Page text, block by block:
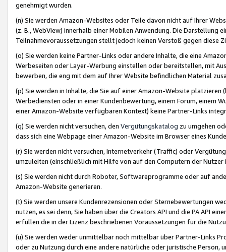
genehmigt wurden.
(n) Sie werden Amazon-Websites oder Teile davon nicht auf Ihrer
(z. B., WebView) innerhalb einer Mobilen Anwendung. Die Darstellung
Teilnahmevoraussetzungen stellt jedoch keinen Verstoß gegen diese
(o) Sie werden keine Partner-Links oder andere Inhalte, die eine
Werbeseiten oder Layer-Werbung einstellen oder bereitstellen, mit
bewerben, die eng mit dem auf Ihrer Website befindlichen Material
(p) Sie werden in Inhalte, die Sie auf einer Amazon-Website
Werbediensten oder in einer Kundenbewertung, einem Forum, einem
einer Amazon-Website verfügbaren Kontext) keine Partner-Links
(q) Sie werden nicht versuchen, den Vergütungskatalog zu umgehen
dass sich eine Webpage einer Amazon-Website im Browser eines
(r) Sie werden nicht versuchen, Internetverkehr (Traffic) oder
umzuleiten (einschließlich mit Hilfe von auf den Computern der
(s) Sie werden nicht durch Roboter, Softwareprogramme oder auf
Amazon-Website generieren.
(t) Sie werden unsere Kundenrezensionen oder Sternebewertungen
nutzen, es sei denn, Sie haben über die Creators API und die PA API
erfüllen die in der Lizenz beschriebenen Voraussetzungen für die
(u) Sie werden weder unmittelbar noch mittelbar über Partner-Links
oder zu Nutzung durch eine andere natürliche oder juristische